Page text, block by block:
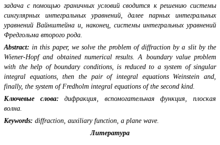
задача с помощью граничных условий сводится к решению системы
сингулярных интегральных уравнений, далее парных интегральных
уравнений Вайнштейна и, наконец, системы интегральных уравнений
Фредгольма второго рода.
Abstract: in this paper, we solve the problem of diffraction by a slit by the
Wiener-Hopf and obtained numerical results. A boundary value problem
with the help of boundary conditions, is reduced to a system of singular
integral equations, then the pair of integral equations Weinstein and,
finally, the system of Fredholm integral equations of the second kind.
Ключевые слова: дифракция, вспомогательная функция, плоская
волна.
Keywords: diffraction, auxiliary function, a plane wave.
Литература